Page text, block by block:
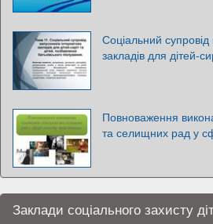
Соціальний супровід
закладів для дітей-
Повноваження
та селищних рад у
Заклади соціального захисту